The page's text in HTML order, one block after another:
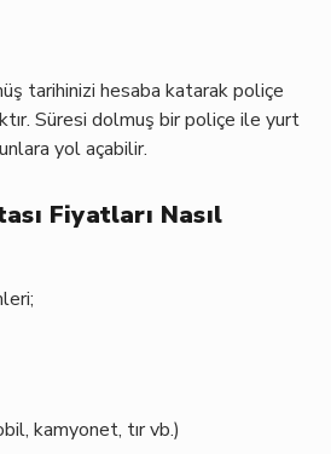
tarihinizi hesaba katarak poliçe
Süresi dolmuş bir poliçe ile yurt
yol açabilir.
Fiyatları Nasıl
kamyonet, tır vb.)